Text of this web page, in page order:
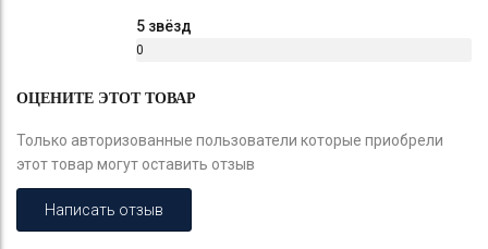
5 звёзд
0
ОЦЕНИТЕ ЭТОТ ТОВАР
Только авторизованные пользователи которые приобрели
этот товар могут оставить отзыв
Написать отзыв